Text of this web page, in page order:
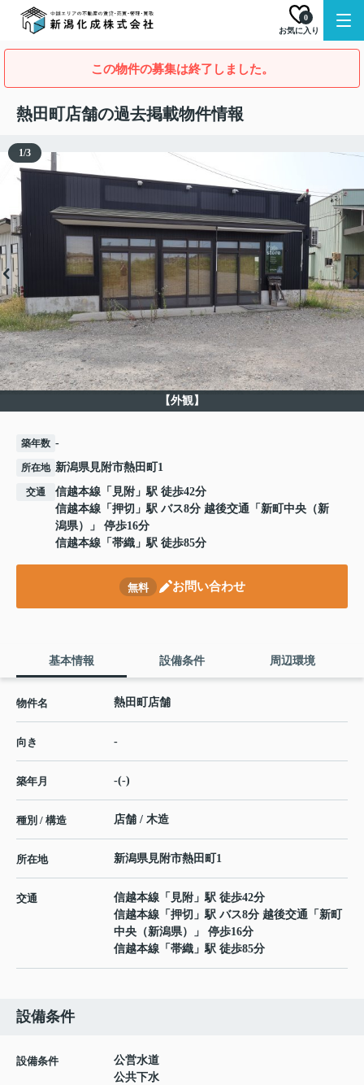
お気に入り
0
この物件の募集は終了しました。
熱田町店舗の過去掲載物件情報
【外観】
1/3
築年数 -
所在地 新潟県見附市熱田町1
交通 信越本線 「 見附 」駅 徒歩42分
信越本線 「 押切 」駅 バス8分 越後交通「新町中央（新
潟県）」 停歩16分
信越本線 「 帯織 」駅 徒歩85分
無料 お問い合わせ
基本情報 設備条件 周辺環境
物件名 熱田町店舗
向き -
築年月 -(-)
種別 / 構造 店舗 / 木造
所在地 新潟県見附市熱田町 1
交通 信越本線 「 見附 」駅 徒歩42分
信越本線 「 押切 」駅 バス8分 越後交通「新町
中央（新潟県）」 停歩16分
信越本線 「 帯織 」駅 徒歩85分
設備条件
設備条件
公営水道
公共下水